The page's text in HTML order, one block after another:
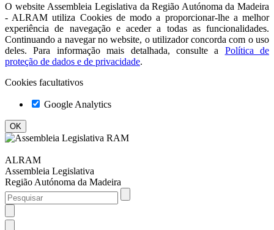
O website Assembleia Legislativa da Região Autónoma da Madeira
- ALRAM utiliza Cookies de modo a proporcionar-lhe a melhor
experiência de navegação e aceder a todas as funcionalidades.
Continuando a navegar no website, o utilizador concorda com o uso
deles. Para informação mais detalhada, consulte a
Política de
proteção de dados e de privacidade.
Cookies facultativos
Google Analytics
ALRAM
Assembleia Legislativa
Região Autónoma da Madeira